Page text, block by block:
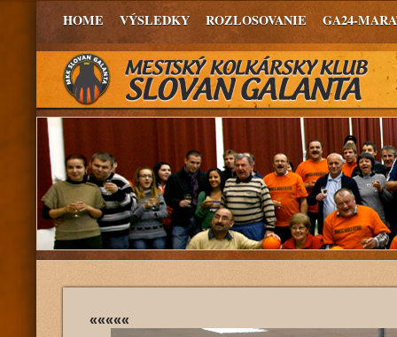
HOME VÝSLEDKY ROZLOSOVANIE GA24-
«««««